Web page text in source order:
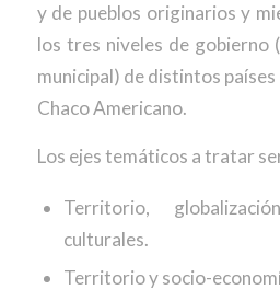
y de pueblos originarios y
los tres niveles de gobierno
municipal) de distintos
Chaco Americano.
Los ejes temáticos a tratar
Territorio,
culturales.
Territorio y socio-